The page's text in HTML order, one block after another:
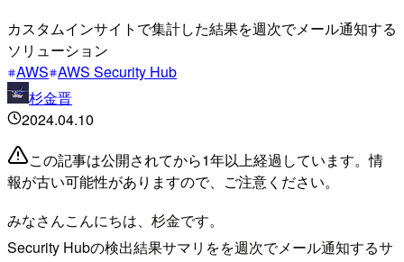
カスタムインサイトで集計した結果を週次でメール通知する
ソリューション
AWS AWS Security Hub
杉金晋
2024.04.10
この記事は公開されてから1年以上経過しています。情
報が古い可能性がありますので、ご注意ください。
みなさんこんにちは、杉金です。
Security Hubの検出結果サマリをを週次でメール通知するサ